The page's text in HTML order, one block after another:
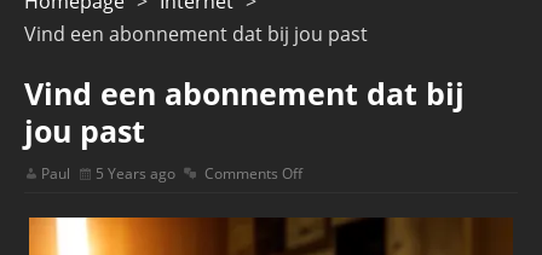
Vind een abonnement dat bij jou past
Vind een abonnement dat bij
jou past
Paul 5 Years ago Comments Off